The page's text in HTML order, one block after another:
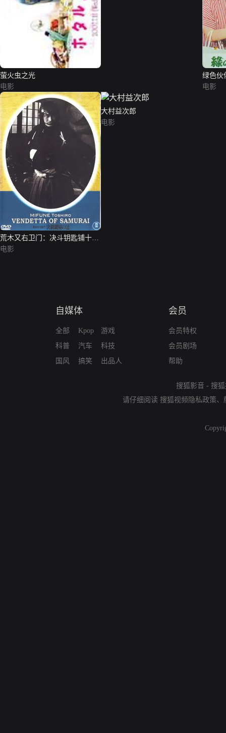
萤火虫之光
电影
绿色伙
电影
荒木又右卫门：决斗钥匙铺十字
路口
电影
大村益次郎
电影
自媒体
全部
科普
国风
Kpop
汽车
搞笑
游戏
科技
出品人
会员
会员特权
会员剧场
帮助
搜狐影音 - 搜
请仔细阅读 搜狐视频隐私政策、